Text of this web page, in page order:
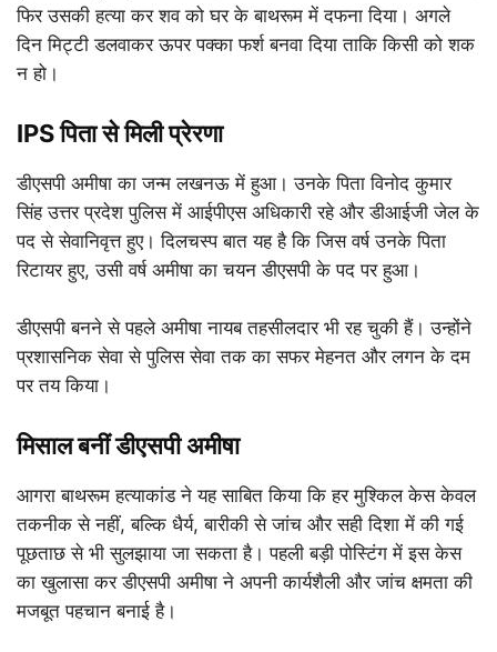
फिर उसकी हत्या कर शव को घर के बाथरूम में दफना दिया। अगले
दिन मिट्टी डलवाकर ऊपर पक्का फर्श बनवा दिया ताकि किसी को शक
न हो।
IPS पिता से मिली प्रेरणा
डीएसपी अमीषा का जन्म लखनऊ में हुआ। उनके पिता विनोद कुमार
सिंह उत्तर प्रदेश पुलिस में आईपीएस अधिकारी रहे और डीआईजी जेल के
पद से सेवानिवृत्त हुए। दिलचस्प बात यह है कि जिस वर्ष उनके पिता
रिटायर हुए, उसी वर्ष अमीषा का चयन डीएसपी के पद पर हुआ।
डीएसपी बनने से पहले अमीषा नायब तहसीलदार भी रह चुकी हैं। उन्होंने
प्रशासनिक सेवा से पुलिस सेवा तक का सफर मेहनत और लगन के दम
पर तय किया।
मिसाल बनीं डीएसपी अमीषा
आगरा बाथरूम हत्याकांड ने यह साबित किया कि हर मुश्किल केस केवल
तकनीक से नहीं, बल्कि धैर्य, बारीकी से जांच और सही दिशा में की गई
पूछताछ से भी सुलझाया जा सकता है। पहली बड़ी पोस्टिंग में इस केस
का खुलासा कर डीएसपी अमीषा ने अपनी कार्यशैली और जांच क्षमता की
मजबूत पहचान बनाई है।